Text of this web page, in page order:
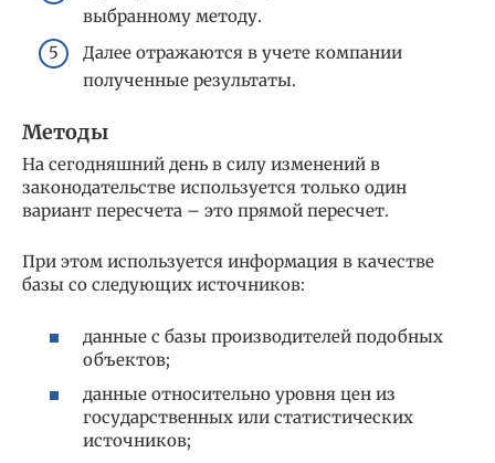
выбранному методу.
Далее отражаются в учете компании
полученные результаты.
Методы
На сегодняшний день в силу изменений в
законодательстве используется только один
вариант пересчета – это прямой пересчет.
При этом используется информация в качестве
базы со следующих источников:
данные с базы производителей подобных
объектов;
данные относительно уровня цен из
государственных или статистических
источников;